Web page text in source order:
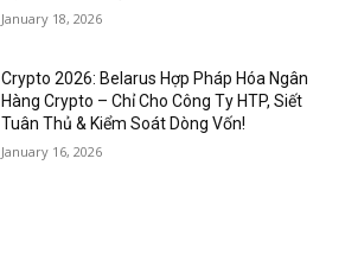
January 18, 2026
Crypto 2026: Belarus Hợp Pháp Hóa Ngân
Hàng Crypto – Chỉ Cho Công Ty HTP, Siết
Tuân Thủ & Kiểm Soát Dòng Vốn!
January 16, 2026